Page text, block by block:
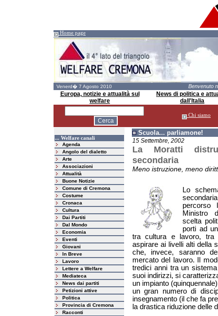
Home page
Venerd� 7 Agosto 2010 Benvenuto
Europa, notizie e attualità sul
welfare
News di politica e
dall'Italia
Chi siamo
... Welfare canali
Agenda
Angolo del dialetto
Arte
Associazioni
Attualità
Buone Notizie
Comune di Cremona
Costume
Cronaca
Cultura
Dai Partiti
Dal Mondo
Economia
Eventi
Giovani
In Breve
Lavoro
Lettere a Welfare
Mediateca
News dai partiti
Petizioni attive
Politica
Provincia di Cremona
Racconti
Scuola... parliamone!
15 Settembre, 2002
La Moratti
secondaria
Meno istruzione, meno
Lo
percorso
Ministro
scelta
porti ad
tra cultura e lavoro, tra
aspirare ai livelli alti della
che, invece, saranno
mercato del lavoro. Il
tredici anni tra un
suoi indirizzi, si
un impianto
un gran numero di
insegnamento (il che fa
la drastica riduzione delle